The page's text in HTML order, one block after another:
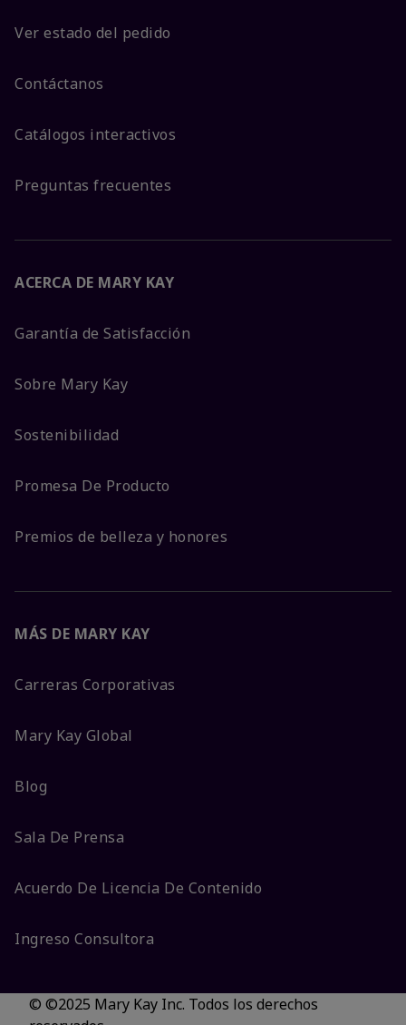
Ver estado del pedido
Contáctanos
Catálogos interactivos
Preguntas frecuentes
ACERCA DE MARY KAY
Garantía de Satisfacción
Sobre Mary Kay
Sostenibilidad
Promesa De Producto
Premios de belleza y honores
MÁS DE MARY KAY
Carreras Corporativas
Mary Kay Global
Blog
Sala De Prensa
Acuerdo De Licencia De Contenido
Ingreso Consultora
© ©2025 Mary Kay Inc. Todos los derechos